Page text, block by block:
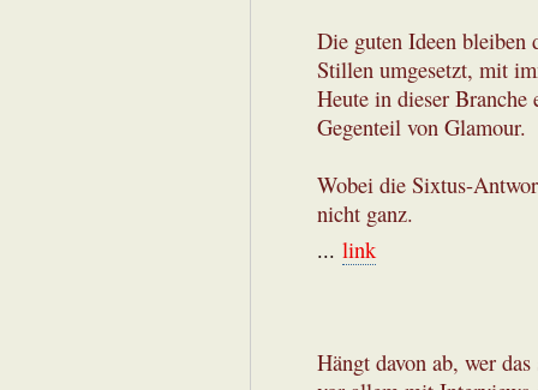
Die guten Ideen bleiben
Stillen umgesetzt, mit
Heute in dieser Branche
Gegenteil von Glamour.
Wobei die Sixtus-
nicht ganz.
... link
Hängt davon ab, wer